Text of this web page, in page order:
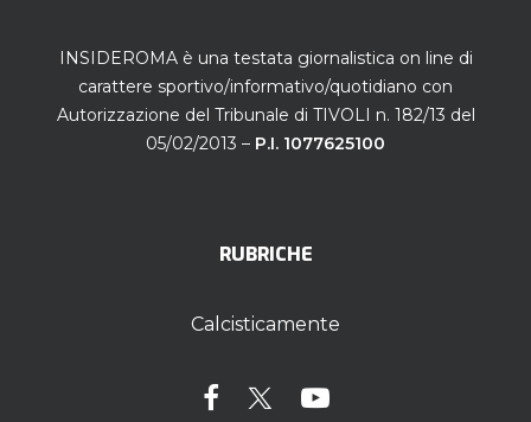
INSIDEROMA è una testata giornalistica on line di
carattere sportivo/informativo/quotidiano con
Autorizzazione del Tribunale di TIVOLI n. 182/13 del
05/02/2013 – P.I. 1077625100
RUBRICHE
Calcisticamente